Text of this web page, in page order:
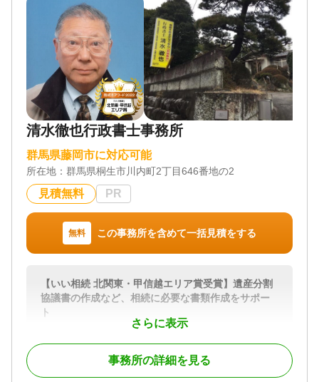
私は、お客様に寄り添う街の法律家として遺言書で
皆様の想いを形にします。
初回相談無料ですので、お気軽にお問い合わせくだ
さい。
対応業務
遺言書 / 遺産分割 / 相続財産調査 / 相続手続き / 銀行
手続き / 戸籍収集 / 相続人調査
訪問可 / 初回相談無料
清水徹也行政書士事務所
群馬県藤岡市に対応可能
所在地： 群馬県桐生市川内町2丁目646番地の2
見積無料 PR
無料 この事務所を含めて一括見積をする
さらに表示
【いい相続 北関東・甲信越エリア賞受賞】遺産分割
協議書の作成など、相続に必要な書類作成をサポー
ト
遺言書作成のサポートや遺言書がなかった場合の 遺
産分割協議書の作成など相続に関する サポートを行
っております。
また、相続人の調査・確認、相続財産の調査、 相続
事務所の詳細を見る